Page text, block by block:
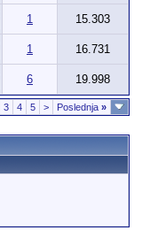
1
15.303
1
16.731
6 19.998
3 4 5 > Poslednja »